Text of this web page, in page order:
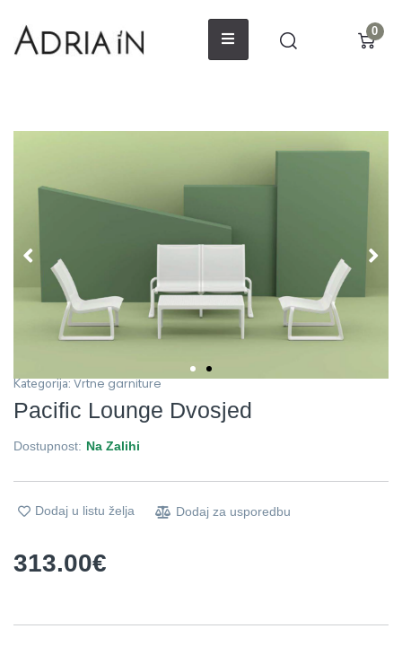
0
Kategorija:Vrtne garniture
Pacific Lounge Dvosjed
Dostupnost: Na Zalihi
Dodaj u listu želja Dodaj za usporedbu
313.00€